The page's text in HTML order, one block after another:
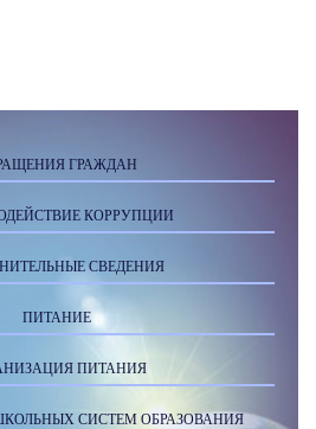
ГРАЖДАН
КОРРУПЦИИ
СВЕДЕНИЯ
ПИТАНИЕ
ПИТАНИЯ
СИСТЕМ ОБРАЗОВАНИЯ